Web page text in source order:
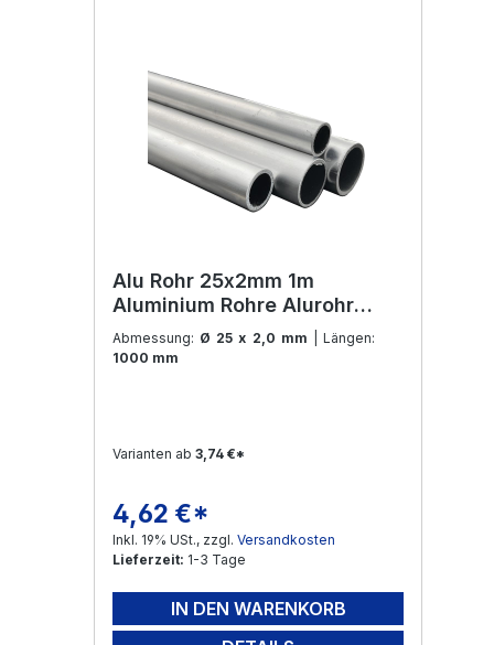
Alu Rohr 25x2mm 1m
Aluminium Rohre Alurohr
Aluprofil Rundrohr für
Modellbau und Konstruktion
Abmessung: Ø 25 x 2,0 mm
| Längen:
1000 mm
Varianten ab 3,74 €*
Regulärer Preis:
4,62 €*
Inkl. 19% USt., zzgl. Versandkosten
Lieferzeit: 1-3 Tage
IN DEN WARENKORB